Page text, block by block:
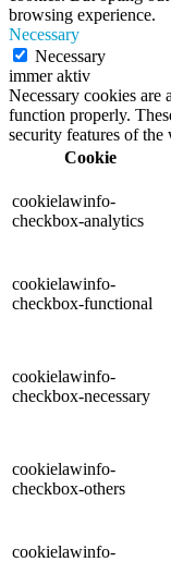
browsing experience.
Necessary
Necessary
immer aktiv
Necessary cookies are
function properly.
security features of the
Cookie
cookielawinfo-
checkbox-analytics
cookielawinfo-
checkbox-functional
cookielawinfo-
checkbox-necessary
cookielawinfo-
checkbox-others
cookielawinfo-